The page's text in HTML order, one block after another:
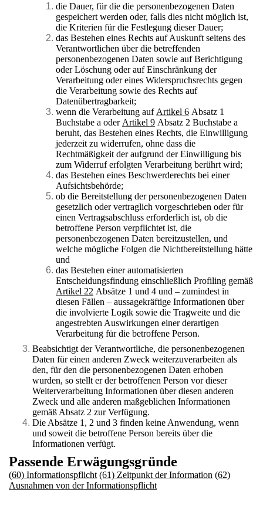
die Dauer, für die die personenbezogenen Daten
gespeichert werden oder, falls dies nicht möglich ist,
die Kriterien für die Festlegung dieser Dauer;
das Bestehen eines Rechts auf Auskunft seitens des
Verantwortlichen über die betreffenden
personenbezogenen Daten sowie auf Berichtigung
oder Löschung oder auf Einschränkung der
Verarbeitung oder eines Widerspruchsrechts gegen
die Verarbeitung sowie des Rechts auf
Datenübertragbarkeit;
wenn die Verarbeitung auf Artikel 6 Absatz 1
Buchstabe a oder Artikel 9 Absatz 2 Buchstabe a
beruht, das Bestehen eines Rechts, die Einwilligung
jederzeit zu widerrufen, ohne dass die
Rechtmäßigkeit der aufgrund der Einwilligung bis
zum Widerruf erfolgten Verarbeitung berührt wird;
das Bestehen eines Beschwerderechts bei einer
Aufsichtsbehörde;
ob die Bereitstellung der personenbezogenen Daten
gesetzlich oder vertraglich vorgeschrieben oder für
einen Vertragsabschluss erforderlich ist, ob die
betroffene Person verpflichtet ist, die
personenbezogenen Daten bereitzustellen, und
welche mögliche Folgen die Nichtbereitstellung hätte
und
das Bestehen einer automatisierten
Entscheidungsfindung einschließlich Profiling gemäß
Artikel 22 Absätze 1 und 4 und – zumindest in
diesen Fällen – aussagekräftige Informationen über
die involvierte Logik sowie die Tragweite und die
angestrebten Auswirkungen einer derartigen
Verarbeitung für die betroffene Person.
Beabsichtigt der Verantwortliche, die personenbezogenen
Daten für einen anderen Zweck weiterzuverarbeiten als
den, für den die personenbezogenen Daten erhoben
wurden, so stellt er der betroffenen Person vor dieser
Weiterverarbeitung Informationen über diesen anderen
Zweck und alle anderen maßgeblichen Informationen
gemäß Absatz 2 zur Verfügung.
Die Absätze 1, 2 und 3 finden keine Anwendung, wenn
und soweit die betroffene Person bereits über die
Informationen verfügt.
Passende Erwägungsgründe
(60) Informationspflicht (61) Zeitpunkt der Information (62)
Ausnahmen von der Informationspflicht